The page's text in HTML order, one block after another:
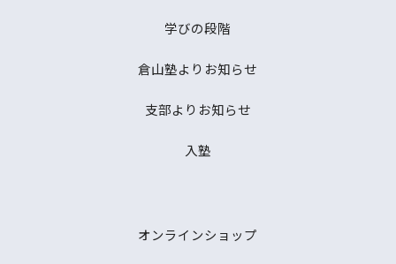
学びの段階
倉山塾よりお知らせ
支部よりお知らせ
入塾
オンラインショップ